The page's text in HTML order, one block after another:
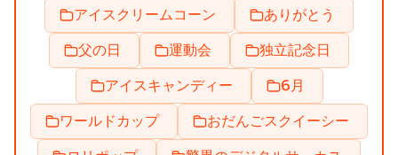
アイスクリームコーン
ありがとう
父の日
運動会
独立記念日
アイスキャンディー
6月
ワールドカップ
おだんごスクイーシー